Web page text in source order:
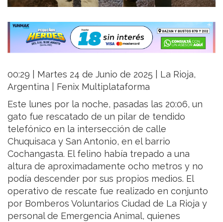
00:29 | Martes 24 de Junio de 2025 | La Rioja,
Argentina | Fenix Multiplataforma
Este lunes por la noche, pasadas las 20:06, un
gato fue rescatado de un pilar de tendido
telefónico en la intersección de calle
Chuquisaca y San Antonio, en el barrio
Cochangasta. El felino había trepado a una
altura de aproximadamente ocho metros y no
podía descender por sus propios medios. El
operativo de rescate fue realizado en conjunto
por Bomberos Voluntarios Ciudad de La Rioja y
personal de Emergencia Animal, quienes